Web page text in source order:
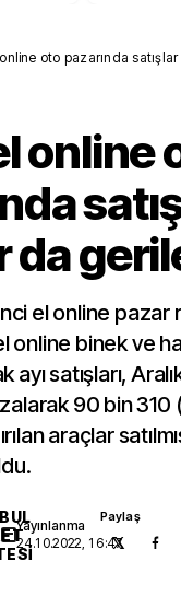
oto pazarında
online
da
el online
online binek ve
ayı satışları,
90 bin 310
araçlar
Yayınlanma
24.10.2022, 16:47
Paylaş